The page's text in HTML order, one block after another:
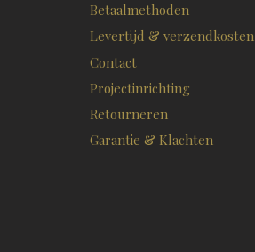
Betaalmethoden
Levertijd & verzendkosten
Contact
Projectinrichting
Retourneren
Garantie & Klachten